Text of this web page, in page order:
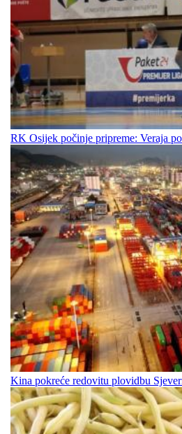
RK Osijek počinje pripreme: Veraja
Kina pokreće redovitu plovidbu